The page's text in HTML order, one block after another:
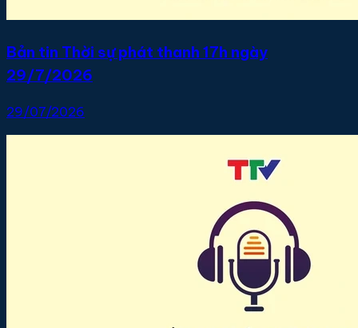
Bản tin Thời sự phát thanh 17h ngày
29/7/2026
29/07/2026